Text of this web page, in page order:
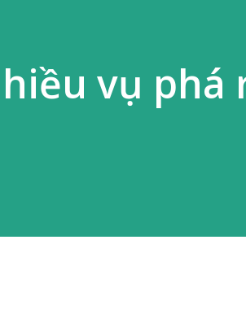
vụ phá